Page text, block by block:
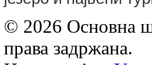
© 2026 Основна
права задржана.